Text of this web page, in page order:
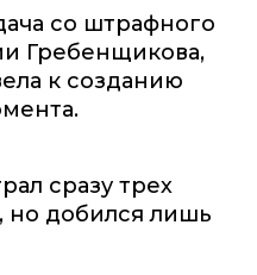
со штрафного
Гребенщикова,
к созданию
сразу трех
но добился лишь